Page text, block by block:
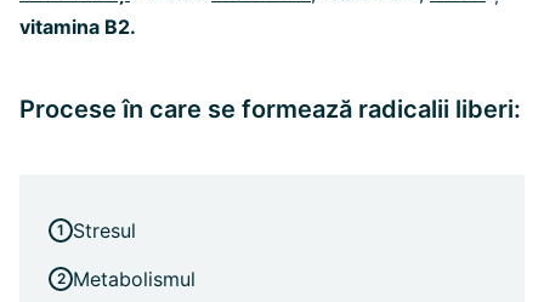
vitamina B2.
Procese în care se formează radicalii liberi:
Stresul
Metabolismul